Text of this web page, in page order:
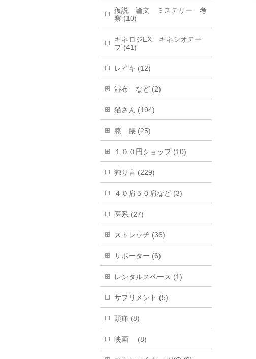
仮説 論文 ミステリー 考
察 (10)
キネロジEX キネシオテー
プ (41)
レイキ (12)
湿布 など (2)
猫さん (194)
膝 腰 (25)
１００円ショップ (10)
独り言 (229)
４０肩５０肩など (3)
医系 (27)
ストレッチ (36)
サポーター (6)
レンタルスペース (1)
サプリメント (5)
頭痛 (8)
映画 (8)